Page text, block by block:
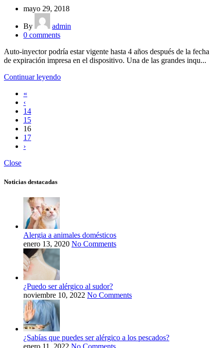
mayo 29, 2018
By
admin
0 comments
Auto-inyector podría estar vigente hasta 4 años después de la fecha
de expiración impresa en el dispositivo. Una de las grandes inqu...
Continuar leyendo
«
‹
14
15
16
17
›
Close
Noticias destacadas
Alergia a animales domésticos
enero 13, 2020 No Comments
¿Puedo ser alérgico al sudor?
noviembre 10, 2022 No Comments
¿Sabías que puedes ser alérgico a los pescados?
enero 11, 2022 No Comments